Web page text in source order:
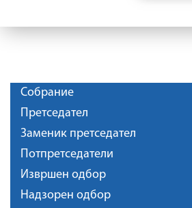
Собрание
Претседател
Заменик претседател
Потпретседатели
Извршен одбор
Надзорен одбор